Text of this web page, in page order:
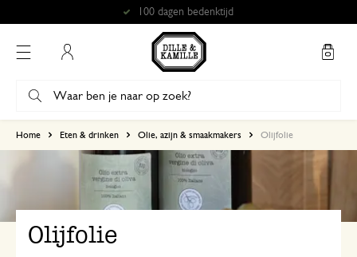
Gratis afhalen in onze winkels*
Home Eten & drinken Olie, azijn & smaakmakers Olijfolie
Olijfolie